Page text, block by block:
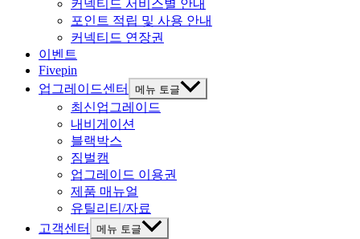
커넥티드 서비스별 안내
포인트 적립 및 사용 안내
커넥티드 연장권
이벤트
Fivepin
업그레이드센터
메뉴 토글
최신업그레이드
내비게이션
블랙박스
짐벌캠
업그레이드 이용권
제품 매뉴얼
유틸리티/자료
고객센터
메뉴 토글